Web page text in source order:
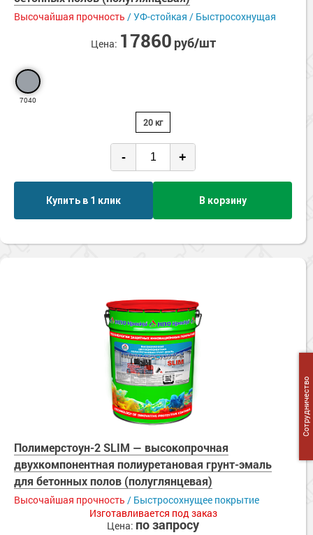
Высочайшая прочность / УФ-стойкая / Быстросохнущая
Цена: 17860 руб/шт
7040
20 кг
- +
Купить в 1 клик В корзину
Полимерстоун-2 SLIM — высокопрочная
двухкомпонентная полиуретановая грунт-эмаль
для бетонных полов (полуглянцевая)
Высочайшая прочность / Быстросохнущее покрытие
Изготавливается под заказ
Цена: по запросу
Сотрудничество